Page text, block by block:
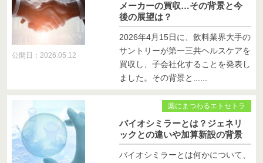
公開日：2026.05.12
メーカーの買収…その背景と今
後の展望は？
2026年4月15日に、飲料業界大手の
サントリーが第一三共ヘルスケアを
買収し、子会社化することを発表し
ました。その背景と......
薬にまつわるエトセトラ
バイオシミラーとは？ジェネリ
ックとの違いや加算新設の背景
バイオシミラーとは何かについて、